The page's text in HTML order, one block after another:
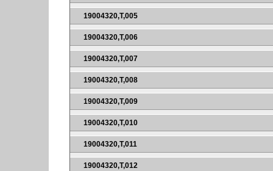
19004320,T,005
19004320,T,006
19004320,T,007
19004320,T,008
19004320,T,009
19004320,T,010
19004320,T,011
19004320,T,012